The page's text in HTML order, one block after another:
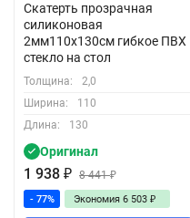
Скатерть прозрачная
силиконовая
2мм110x130см гибкое ПВХ
стекло на стол
Толщина:
2,0
Ширина:
110
Длина:
130
Оригинал
1 938 ₽ 8 441₽
- 77% Экономия 6 503 ₽